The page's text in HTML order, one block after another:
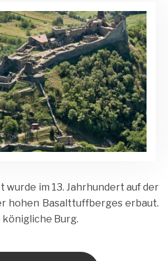
2020
Umgebung
Admin
wurde im 13. Jahrhundert auf der
hohen Basalttuffberges erbaut.
königliche Burg.